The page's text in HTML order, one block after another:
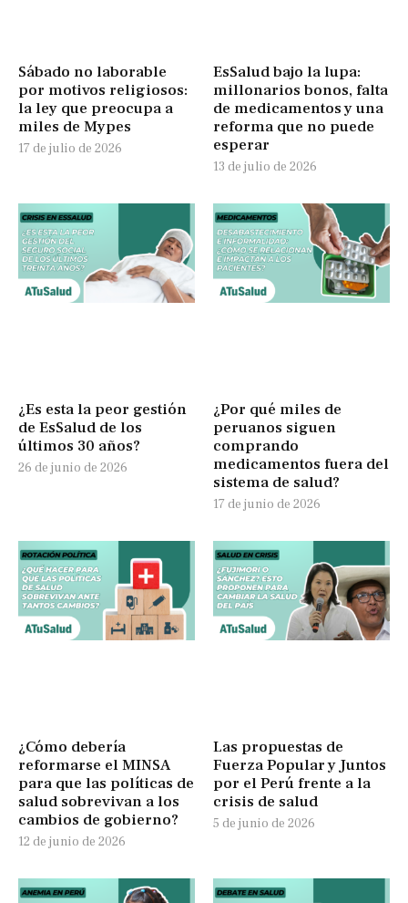
Sábado no laborable
por motivos religiosos:
la ley que preocupa a
miles de Mypes
17 de julio de 2026
EsSalud bajo la lupa:
millonarios bonos, falta
de medicamentos y una
reforma que no puede
esperar
13 de julio de 2026
¿Es esta la peor gestión
de EsSalud de los
últimos 30 años?
26 de junio de 2026
¿Por qué miles de
peruanos siguen
comprando
medicamentos fuera del
sistema de salud?
17 de junio de 2026
¿Cómo debería
reformarse el MINSA
para que las políticas de
salud sobrevivan a los
cambios de gobierno?
12 de junio de 2026
Las propuestas de
Fuerza Popular y Juntos
por el Perú frente a la
crisis de salud
5 de junio de 2026